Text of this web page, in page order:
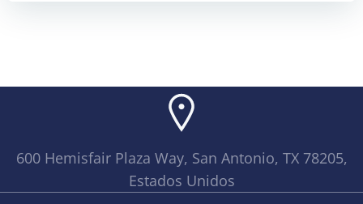
600 Hemisfair Plaza Way, San Antonio, TX 78205,
Estados Unidos